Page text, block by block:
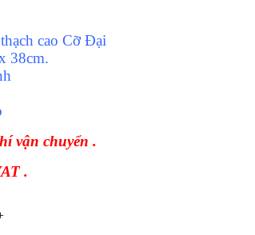
cao Cỡ Đại
38cm.
vận chuyển .
.